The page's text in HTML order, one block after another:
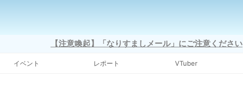
【注意喚起】「なりすましメール」にご注意ください
イベント レポート VTuber